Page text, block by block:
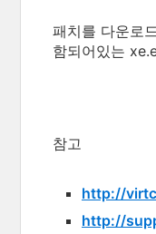
패치를 다운로
함되어있는
참고
http://
http://